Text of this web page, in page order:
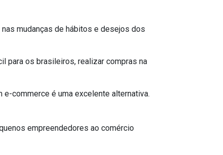
mudanças de hábitos e desejos dos
para os brasileiros, realizar compras na
commerce é uma excelente alternativa.
empreendedores ao comércio